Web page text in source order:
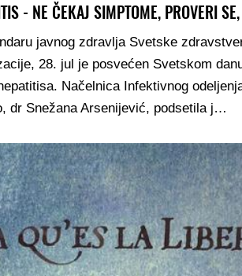
- NE ČEKAJ SIMPTOME, PROVERI
javnog zdravlja Svetske
28. jul je posvećen Svetskom
Načelnica Infektivnog
dr Snežana Arsenijević, podsetila j…